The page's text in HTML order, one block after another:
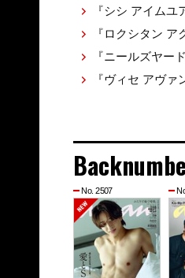
『シシ アイム
『ロクシタン
『ニールズヤー
『ヴィセ アヴ
No. 2507